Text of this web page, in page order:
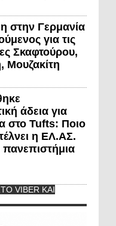
στην Γερμανία
για τις
Σκαφτούρου,
Μουζακίτη
άδεια για
στο Tufts: Ποιο
η ΕΛ.ΑΣ.
VIBER ΚΑΙ